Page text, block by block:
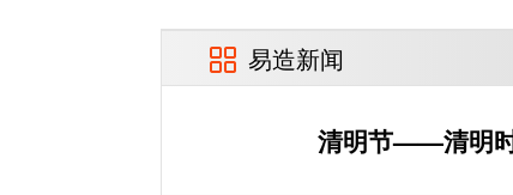
易造新闻
清明节——清明时